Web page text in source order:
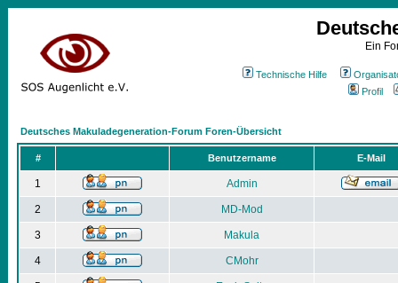
Ein
Technische Hilfe
Profil
Deutsches Makuladegeneration-Forum Foren-Übersicht
# Benutzername E-Mail
1 Admin
2 MD-Mod
3 Makula
4 CMohr